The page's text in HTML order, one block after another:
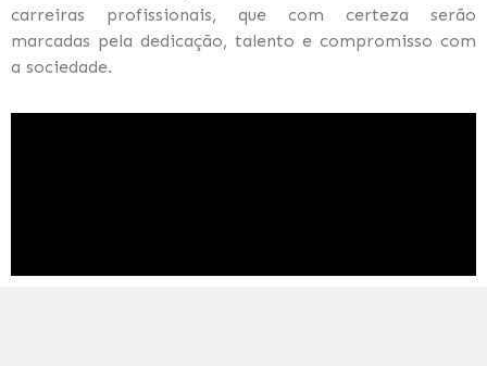
carreiras profissionais, que com certeza serão
marcadas pela dedicação, talento e compromisso com
a sociedade.